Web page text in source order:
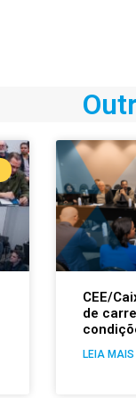
CEE/
de
LEIA MAIS